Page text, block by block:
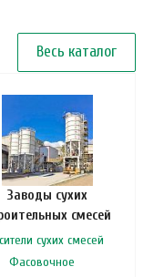
Весь каталог
Заводы сухих
смесей
сухих смесей
Фасовочное